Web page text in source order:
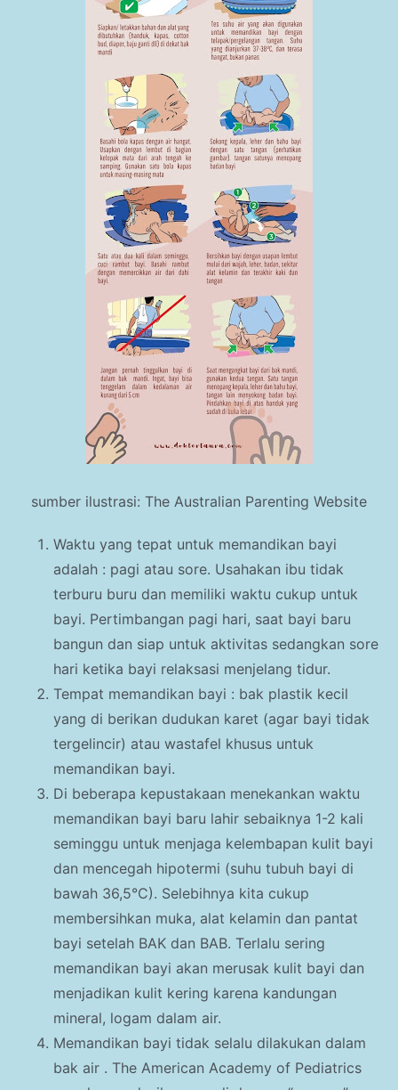
sumber ilustrasi: The Australian Parenting Website
Waktu yang tepat untuk memandikan bayi
adalah : pagi atau sore. Usahakan ibu tidak
terburu buru dan memiliki waktu cukup untuk
bayi. Pertimbangan pagi hari, saat bayi baru
bangun dan siap untuk aktivitas sedangkan sore
hari ketika bayi relaksasi menjelang tidur.
Tempat memandikan bayi : bak plastik kecil
yang di berikan dudukan karet (agar bayi tidak
tergelincir) atau wastafel khusus untuk
memandikan bayi.
Di beberapa kepustakaan menekankan waktu
memandikan bayi baru lahir sebaiknya 1-2 kali
seminggu untuk menjaga kelembapan kulit bayi
dan mencegah hipotermi (suhu tubuh bayi di
bawah 36,5°C). Selebihnya kita cukup
membersihkan muka, alat kelamin dan pantat
bayi setelah BAK dan BAB. Terlalu sering
memandikan bayi akan merusak kulit bayi dan
menjadikan kulit kering karena kandungan
mineral, logam dalam air.
Memandikan bayi tidak selalu dilakukan dalam
bak air . The American Academy of Pediatrics